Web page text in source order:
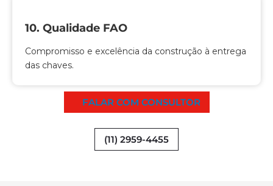
10. Qualidade FAO
Compromisso e excelência da construção à entrega
das chaves.
FALAR COM CONSULTOR
(11) 2959-4455